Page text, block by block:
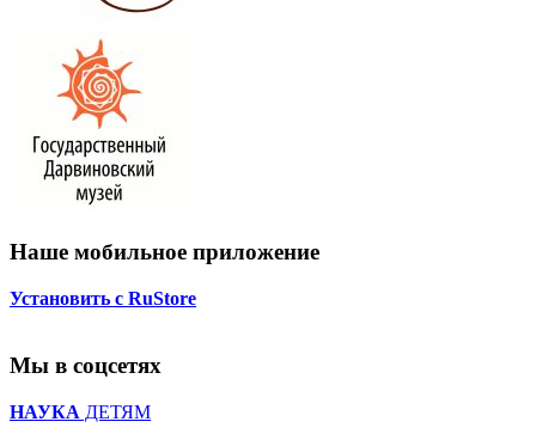
Наше мобильное приложение
Установить с RuStore
Мы в соцсетях
НАУКА ДЕТЯМ